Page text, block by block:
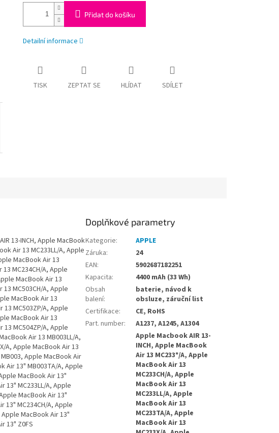
Přidat do košíku
Detailní informace
TISK ZEPTAT SE HLÍDAT SDÍLET
13-INCH, Apple MacBook
Air 13 MC233LL/A, Apple
MacBook Air 13
MC234CH/A, Apple
MacBook Air 13
MC503CH/A, Apple
MacBook Air 13
13 MC503ZP/A, Apple
MacBook Air 13
13 MC504ZP/A, Apple
Air 13 MB003LL/A,
A, Apple MacBook Air 13
Apple MacBook Air
Air 13" MB003TA/A, Apple
MacBook Air 13"
13" MC233LL/A, Apple
MacBook Air 13"
13" MC234CH/A, Apple
MacBook Air 13"
13" Z0FS
Doplňkové parametry
Kategorie:
APPLE
Záruka:
24
EAN:
5902687182251
Kapacita:
4400 mAh (33 Wh)
Obsah
balení:
baterie, návod k
obsluze, záruční list
Certifikace:
CE, RoHS
Part. number: A1237, A1245, A1304
Apple Macbook AIR 13-
INCH, Apple MacBook
Air 13 MC233*/A, Apple
MacBook Air 13
MC233CH/A, Apple
MacBook Air 13
MC233LL/A, Apple
MacBook Air 13
MC233TA/A, Apple
MacBook Air 13